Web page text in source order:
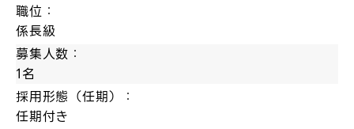
職位：
係長級
募集人数：
1名
採用形態（任期）：
任期付き